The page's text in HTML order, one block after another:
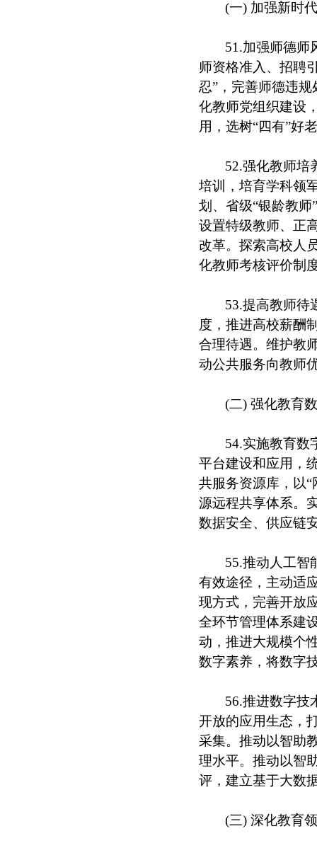
(一) 加强新时
51.加强师德师
师资格准入、招聘
忍”，完善师德违
化教师党组织建设
用，选树“四有”好
52.强化教师培
培训，培育学科领
划、省级“银龄教
设置特级教师、正
改革。探索高校人
化教师考核评价制
53.提高教师待
度，推进高校薪酬
合理待遇。维护教
动公共服务向教师
(二) 强化教育
54.实施教育数
平台建设和应用，
共服务资源库，以
源远程共享体系。
数据安全、供应链
55.推动人工智
有效途径，主动适
现方式，完善开放
全环节管理体系建
动，推进大规模个
数字素养，将数字
56.推进数字技
开放的应用生态，
采集。推动以智助
理水平。推动以智
评，建立基于大数
(三) 深化教育